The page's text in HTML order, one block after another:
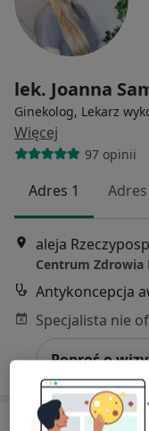
lek. Joanna
Ginekolog, Lekarz
Więcej
97 opinii
Adres 1
aleja
Centrum Zdrowia
Antykoncepcja
Poproś o